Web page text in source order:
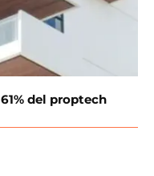
del proptech